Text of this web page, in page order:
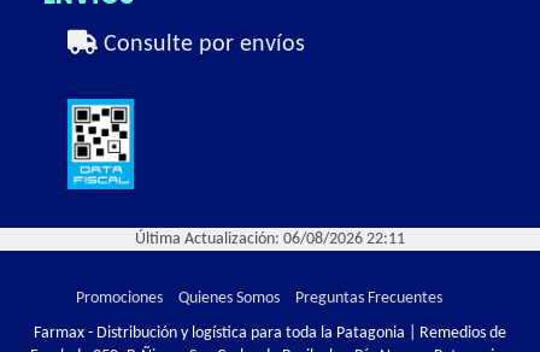
Consulte por envíos
Última Actualización: 06/08/2026 22:11
Promociones Quienes Somos
Preguntas Frecuentes
Farmax - Distribución y logística para toda la Patagonia | Remedios de